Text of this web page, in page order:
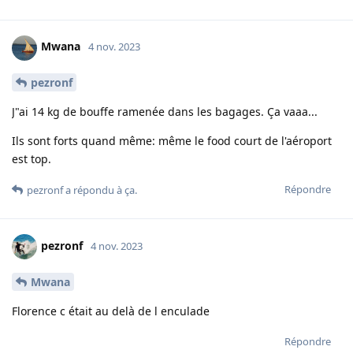
Mwana 4 nov. 2023
pezronf
J"ai 14 kg de bouffe ramenée dans les bagages. Ça vaaa...
Ils sont forts quand même: même le food court de l'aéroport
est top.
Répondre
pezronfa répondu à ça.
pezronf 4 nov. 2023
Mwana
Florence c était au delà de l enculade
Répondre